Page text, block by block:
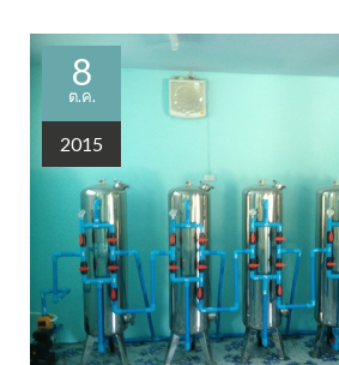
8
ต.ค.
2015